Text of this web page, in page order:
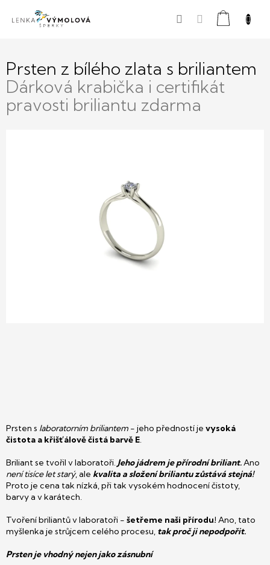
Nákupní
Prsten z bílého zlata s briliantem
Dárková krabička i certifikát
pravosti briliantu zdarma
Prsten s laboratorním briliantem - jeho předností je vysoká
čistota a křišťálově čistá barvě E.
Briliant se tvořil v laboratoři.Jeho jádrem je přírodní briliant.Ano
není tisíce let starý, ale kvalita a složení briliantu zůstává stejná!
Proto je cena tak nízká, při tak vysokém hodnocení čistoty,
barvy a v karátech.
Tvoření briliantů v laboratoři - šetřeme naši přírodu! Ano, tato
myšlenka je strůjcem celého procesu, tak proč ji nepodpořit.
Prsten je vhodný nejen jako zásnubní